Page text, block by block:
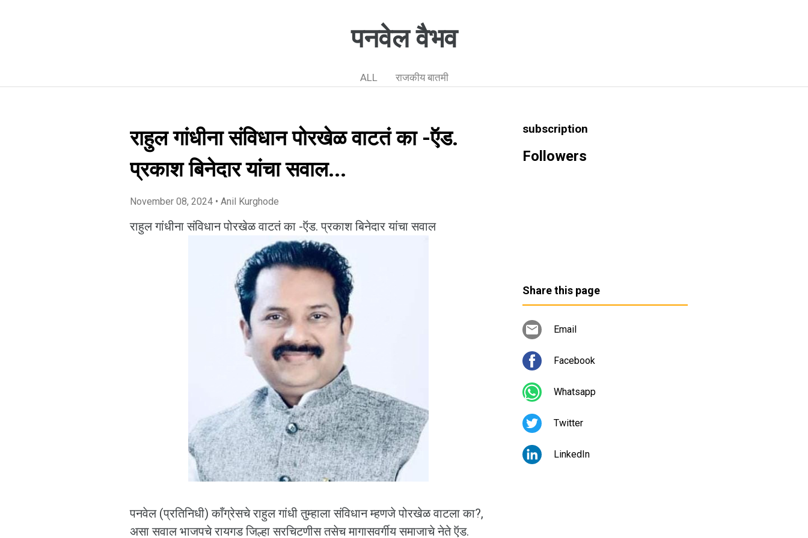
पनवेल वैभव
ALL राजकीय बातमी
राहुल गांधीना संविधान पोरखेळ वाटतं का -ऍड.
प्रकाश बिनेदार यांचा सवाल...
November 08, 2024 • Anil Kurghode
राहुल गांधीना संविधान पोरखेळ वाटतं का -ऍड. प्रकाश बिनेदार यांचा सवाल
पनवेल (प्रतिनिधी) काँग्रेसचे राहुल गांधी तुम्हाला संविधान म्हणजे पोरखेळ वाटला का?,
असा सवाल भाजपचे रायगड जिल्हा सरचिटणीस तसेच मागासवर्गीय समाजाचे नेते ऍड.
subscription
Followers
Share this page
Email
Facebook
Whatsapp
Twitter
LinkedIn